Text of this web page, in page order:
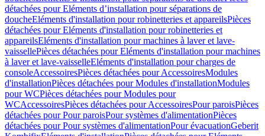
détachées pour Eléments d’installation pour séparations de
doucheEléments d'installation pour robinetteries et appareilsPièces
détachées pour Eléments d'installation pour robinetteries et
appareilsEléments d'installation pour machines à laver et lave-
vaissellePièces détachées pour Eléments d'installation pour machines
à laver et lave-vaisselleEléments d'installation pour charges de
consoleAccessoiresPièces détachées pour AccessoiresModules
d'installationPièces détachées pour Modules d'installationModules
pour WCPièces détachées pour Modules pour
WCAccessoiresPièces détachées pour AccessoiresPour paroisPièces
détachées pour Pour paroisPour systèmes d'alimentationPièces
détachées pour Pour systèmes d'alimentationPour évacuationGeberit